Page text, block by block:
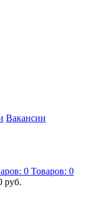
Вакансии
0 Товаров: 0
руб.